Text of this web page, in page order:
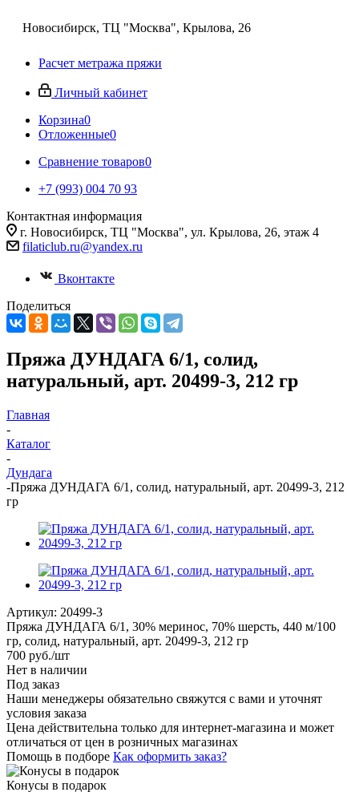
Новосибирск, ТЦ "Москва", Крылова, 26
Расчет метража пряжи
Личный кабинет
Корзина0
Отложенные0
Сравнение товаров0
+7 (993) 004 70 93
Контактная информация
г. Новосибирск, ТЦ "Москва", ул. Крылова, 26, этаж 4
filaticlub.ru@yandex.ru
Вконтакте
Поделиться
Пряжа ДУНДАГА 6/1, солид,
натуральный, арт. 20499-3, 212 гр
Главная
-
Каталог
-
Дундага
-Пряжа ДУНДАГА 6/1, солид, натуральный, арт. 20499-3, 212
гр
Артикул: 20499-3
Пряжа ДУНДАГА 6/1, 30% меринос, 70% шерсть, 440 м/100
гр, солид, натуральный, арт. 20499-3, 212 гр
700 руб./шт
Нет в наличии
Под заказ
Наши менеджеры обязательно свяжутся с вами и уточнят
условия заказа
Цена действительна только для интернет-магазина и может
отличаться от цен в розничных магазинах
Помощь в подборе Как оформить заказ?
Конусы в подарок